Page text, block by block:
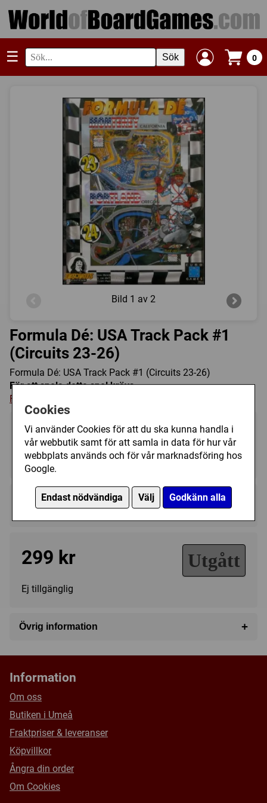
Cookies
Vi använder Cookies för att du ska kunna handla i
vår webbutik samt för att samla in data för hur vår
webbplats används och för vår marknadsföring hos
Google.
Endast nödvändiga Välj Godkänn alla
☰ Sök 0
Bild 1 av 2
Formula Dé: USA Track Pack #1
(Circuits 23-26)
Formula Dé: USA Track Pack #1 (Circuits 23-26)
För att spela detta spel krävs:
Formula Dé
2 - 10 ? 12+
Regelspråk:
★★★★★★★★★★
★★★★★★★★★★
299 kr Utgått
Ej tillgänglig
Övrig information +
Tillverkare: Eurogames Descartes USA
Försälj. rank:
Information
Om oss
Butiken i Umeå
Fraktpriser & leveranser
Köpvillkor
Ångra din order
Om Cookies